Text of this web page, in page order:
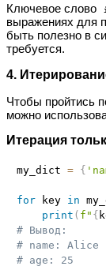
Ключевое слово
выражениях для
быть полезно в
требуется.
4.
Чтобы пройтись
можно
Итерация
my_dict = {
for key in
print ( f" {
# Вывод:
# name: Alice
# age: 25